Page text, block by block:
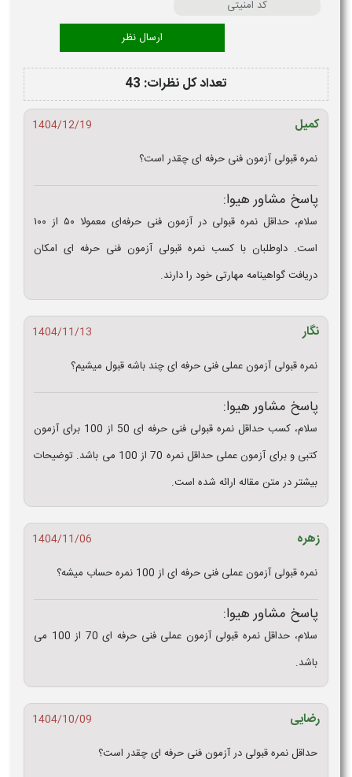
تعداد کل نظرات: 43
کمیل
1404/12/19
نمره قبولی آزمون فنی حرفه ای چقدر است؟
پاسخ مشاور هیوا:
سلام، حداقل نمره قبولی در آزمون فنی حرفه‌ای معمولا ۵۰ از ۱۰۰
است. داوطلبان با کسب نمره قبولی آزمون فنی حرفه ای امکان
دریافت گواهینامه مهارتی خود را دارند.
نگار
1404/11/13
نمره قبولی آزمون عملی فنی حرفه ای چند باشه قبول میشیم؟
پاسخ مشاور هیوا:
سلام، کسب حداقل نمره قبولی فنی حرفه ای 50 از 100 برای آزمون
کتبی و برای آزمون عملی حداقل نمره 70 از 100 می باشد. توضیحات
بیشتر در متن مقاله ارائه شده است.
زهره
1404/11/06
نمره قبولی آزمون عملی فنی حرفه ای از 100 نمره حساب میشه؟
پاسخ مشاور هیوا:
سلام، حداقل نمره قبولی آزمون عملی فنی حرفه ای 70 از 100 می
باشد.
رضایی
1404/10/09
حداقل نمره قبولی در آزمون فنی حرفه‌ ای چقدر است؟